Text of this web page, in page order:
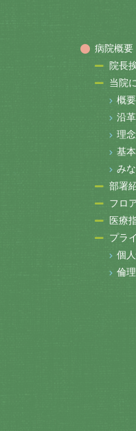
病院概要
院長
当院
概要
沿革
理念
基
み
部署
フロ
医療
プラ
個
倫